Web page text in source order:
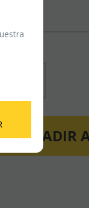
AÑADIR